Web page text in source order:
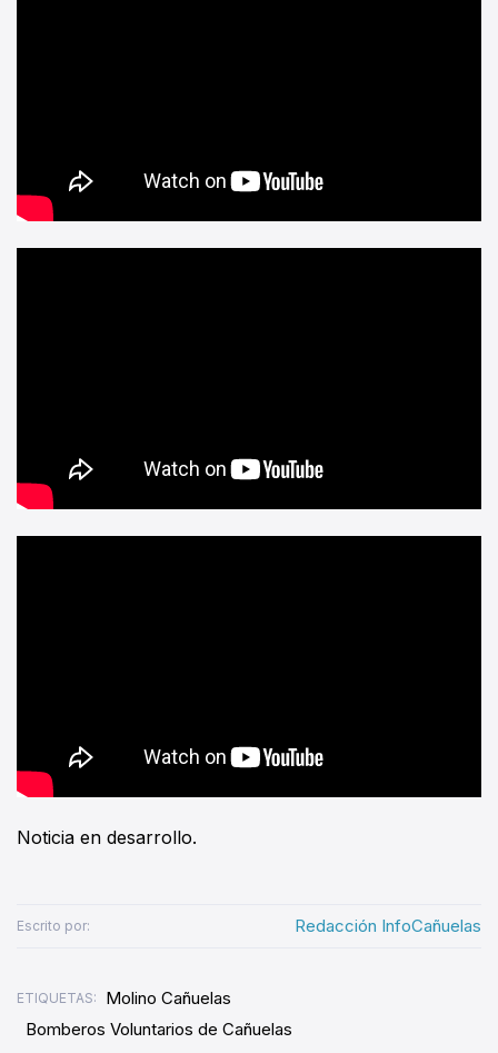
Noticia en desarrollo.
Escrito por: Redacción InfoCañuelas
ETIQUETAS:
Molino Cañuelas
Bomberos Voluntarios de Cañuelas